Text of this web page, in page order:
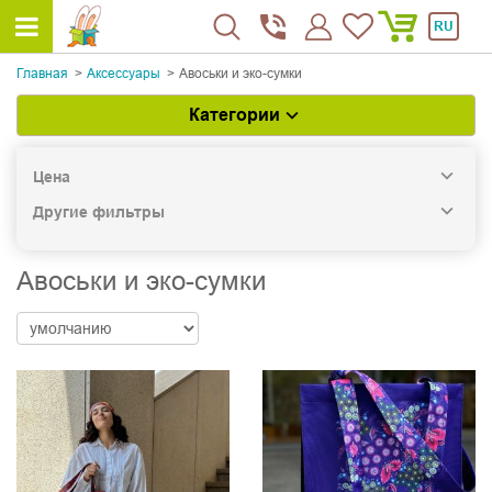
RU
Главная Аксессуары Авоськи и эко-сумки
Категории
Цена
Другие фильтры
Авоськи и эко-сумки